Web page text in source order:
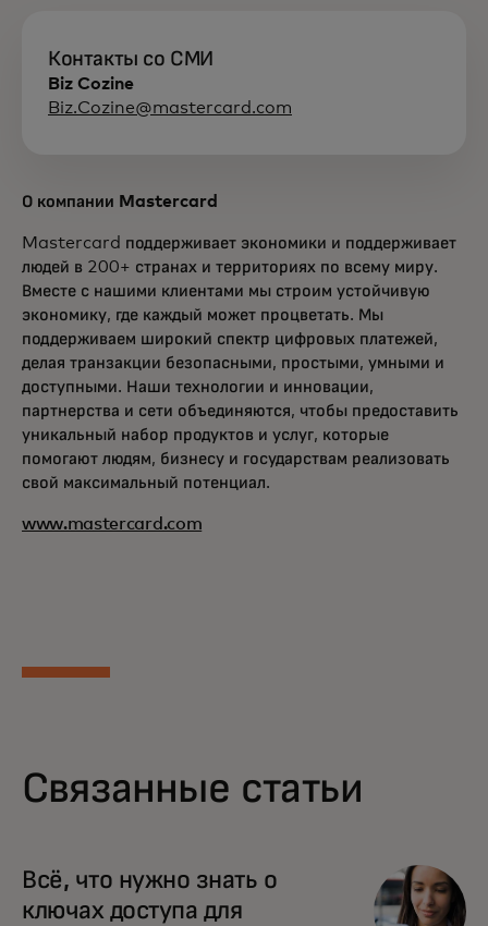
Контакты со СМИ
Biz Cozine
Biz.Cozine@mastercard.com
О компании Mastercard
Mastercard поддерживает экономики и поддерживает
людей в 200+ странах и территориях по всему миру.
Вместе с нашими клиентами мы строим устойчивую
экономику, где каждый может процветать. Мы
поддерживаем широкий спектр цифровых платежей,
делая транзакции безопасными, простыми, умными и
доступными. Наши технологии и инновации,
партнерства и сети объединяются, чтобы предоставить
уникальный набор продуктов и услуг, которые
помогают людям, бизнесу и государствам реализовать
свой максимальный потенциал.
www.mastercard.com
Связанные статьи
Всё, что нужно знать о
ключах доступа для